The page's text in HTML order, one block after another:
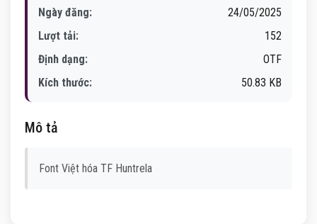
Ngày đăng:
24/05/2025
Lượt tải:
152
Định dạng:
OTF
Kích thước:
50.83 KB
Mô tả
Font Việt hóa TF Huntrela